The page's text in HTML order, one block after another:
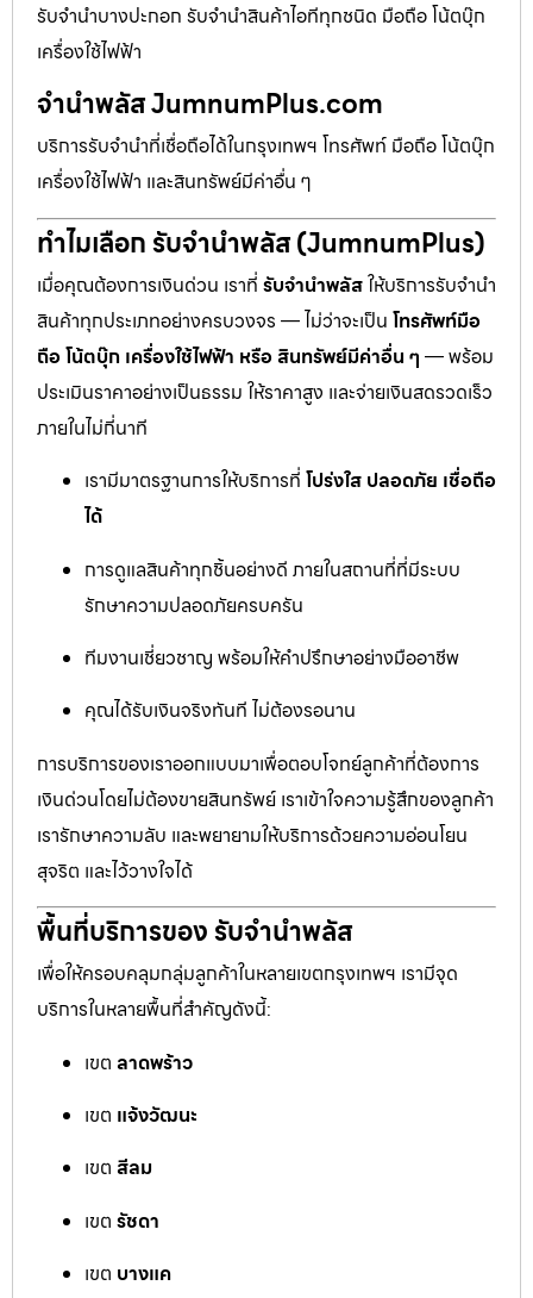
รับจำนำบางปะกอก รับจำนำสินค้าไอทีทุกชนิด มือถือ โน้ตบุ๊ก
เครื่องใช้ไฟฟ้า
จำนำพลัส JumnumPlus.com
บริการรับจำนำที่เชื่อถือได้ในกรุงเทพฯ โทรศัพท์ มือถือ โน้ตบุ๊ก
เครื่องใช้ไฟฟ้า และสินทรัพย์มีค่าอื่น ๆ
ทำไมเลือก รับจำนำพลัส (JumnumPlus)
เมื่อคุณต้องการเงินด่วน เราที่ รับจำนำพลัสให้บริการรับจำนำ
สินค้าทุกประเภทอย่างครบวงจร — ไม่ว่าจะเป็น โทรศัพท์มือ
ถือ โน้ตบุ๊ก เครื่องใช้ไฟฟ้า หรือ สินทรัพย์มีค่าอื่น ๆ — พร้อม
ประเมินราคาอย่างเป็นธรรม ให้ราคาสูง และจ่ายเงินสดรวดเร็ว
ภายในไม่กี่นาที
เรามีมาตรฐานการให้บริการที่ โปร่งใส ปลอดภัย เชื่อถือ
ได้
การดูแลสินค้าทุกชิ้นอย่างดี ภายในสถานที่ที่มีระบบ
รักษาความปลอดภัยครบครัน
ทีมงานเชี่ยวชาญ พร้อมให้คำปรึกษาอย่างมืออาชีพ
คุณได้รับเงินจริงทันที ไม่ต้องรอนาน
การบริการของเราออกแบบมาเพื่อตอบโจทย์ลูกค้าที่ต้องการ
เงินด่วนโดยไม่ต้องขายสินทรัพย์ เราเข้าใจความรู้สึกของลูกค้า
เรารักษาความลับ และพยายามให้บริการด้วยความอ่อนโยน
สุจริต และไว้วางใจได้
พื้นที่บริการของ รับจำนำพลัส
เพื่อให้ครอบคลุมกลุ่มลูกค้าในหลายเขตกรุงเทพฯ เรามีจุด
บริการในหลายพื้นที่สำคัญดังนี้:
เขต ลาดพร้าว
เขต แจ้งวัฒนะ
เขต สีลม
เขต รัชดา
เขต บางแค